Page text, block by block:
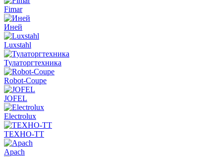
Fimar
Иней
Luxstahl
Тулаторгтехника
Robot-Coupe
JOFEL
Electrolux
ТЕХНО-ТТ
Apach